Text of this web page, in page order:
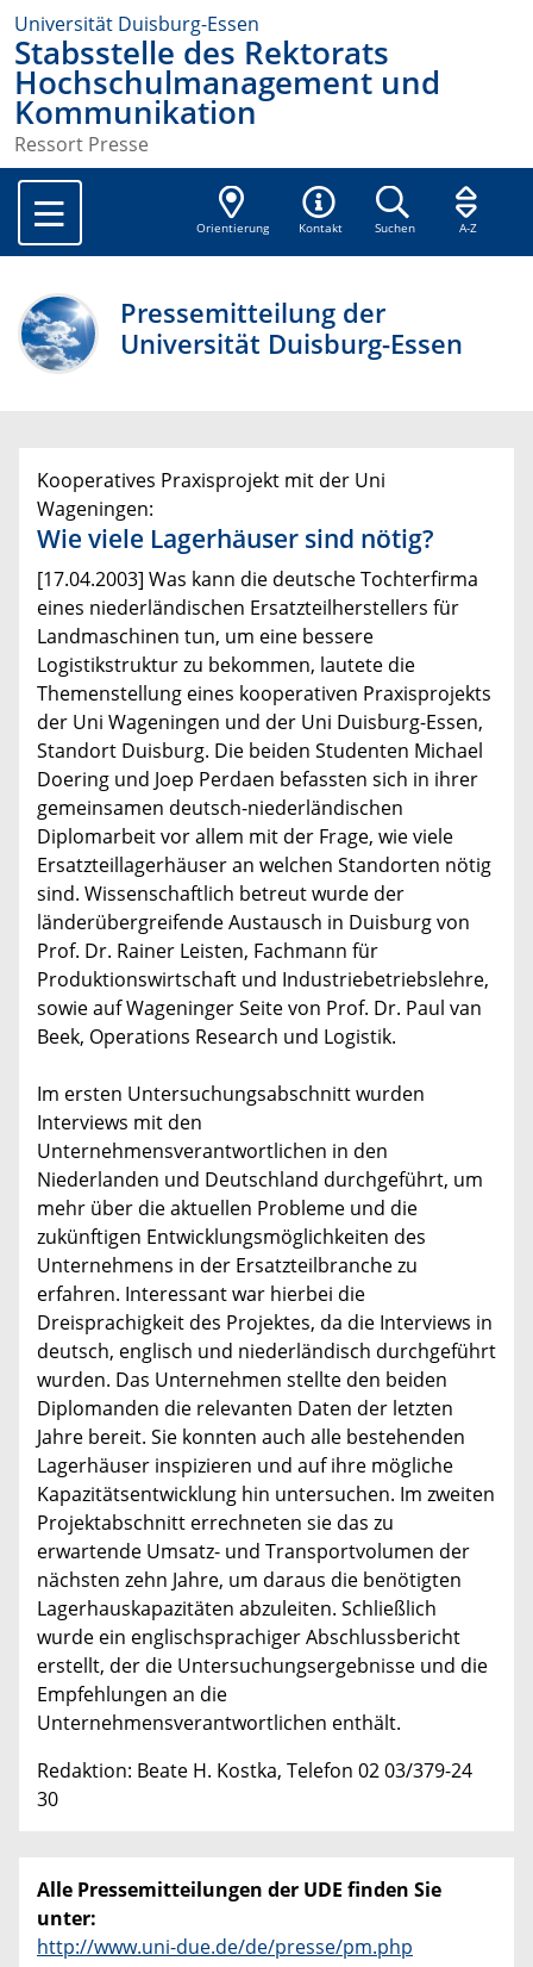
Universität Duisburg-Essen
Stabsstelle des Rektorats
Hochschulmanagement und
Kommunikation
Ressort Presse
Orientierung Kontakt Suchen A-Z
Pressemitteilung der
Universität Duisburg-Essen
Kooperatives Praxisprojekt mit der Uni
Wageningen:
Wie viele Lagerhäuser sind nötig?
[17.04.2003] Was kann die deutsche Tochterfirma
eines niederländischen Ersatzteilherstellers für
Landmaschinen tun, um eine bessere
Logistikstruktur zu bekommen, lautete die
Themenstellung eines kooperativen Praxisprojekts
der Uni Wageningen und der Uni Duisburg-Essen,
Standort Duisburg. Die beiden Studenten Michael
Doering und Joep Perdaen befassten sich in ihrer
gemeinsamen deutsch-niederländischen
Diplomarbeit vor allem mit der Frage, wie viele
Ersatzteillagerhäuser an welchen Standorten nötig
sind. Wissenschaftlich betreut wurde der
länderübergreifende Austausch in Duisburg von
Prof. Dr. Rainer Leisten, Fachmann für
Produktionswirtschaft und Industriebetriebslehre,
sowie auf Wageninger Seite von Prof. Dr. Paul van
Beek, Operations Research und Logistik.
Im ersten Untersuchungsabschnitt wurden
Interviews mit den
Unternehmensverantwortlichen in den
Niederlanden und Deutschland durchgeführt, um
mehr über die aktuellen Probleme und die
zukünftigen Entwicklungsmöglichkeiten des
Unternehmens in der Ersatzteilbranche zu
erfahren. Interessant war hierbei die
Dreisprachigkeit des Projektes, da die Interviews in
deutsch, englisch und niederländisch durchgeführt
wurden. Das Unternehmen stellte den beiden
Diplomanden die relevanten Daten der letzten
Jahre bereit. Sie konnten auch alle bestehenden
Lagerhäuser inspizieren und auf ihre mögliche
Kapazitätsentwicklung hin untersuchen. Im zweiten
Projektabschnitt errechneten sie das zu
erwartende Umsatz- und Transportvolumen der
nächsten zehn Jahre, um daraus die benötigten
Lagerhauskapazitäten abzuleiten. Schließlich
wurde ein englischsprachiger Abschlussbericht
erstellt, der die Untersuchungsergebnisse und die
Empfehlungen an die
Unternehmensverantwortlichen enthält.
Redaktion: Beate H. Kostka, Telefon 02 03/379-24
30
Alle Pressemitteilungen der UDE finden Sie
unter:
http://www.uni-due.de/de/presse/pm.php